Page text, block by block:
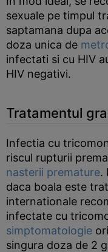
sexuale pe timpul
saptamana dupa
doza unica de
infectati si cu HIV
HIV negativi.
Tratamentul
Infectia cu
riscul rupturii
nasterii premature.
daca boala este
internationale
infectate cu
simptomatologie
singura doza de 2